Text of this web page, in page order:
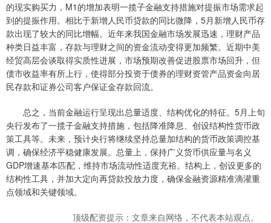
的现实购买力，M1的增加表明一揽子金融支持措施对提振市场需求起
到的提振作用。相比于新增人民币贷款的同比微降，5月新增人民币存
款出现了较大的同比增幅。近年来我国金融市场发展迅速，理财产品
种类日益丰富，存款与理财之间的资金流动变得更加频繁。近期中美
经贸高层会谈取得实质性进展，市场预期改善促进股票市场回升，但
债市收益率有所上行，使得部分投资于债券的理财资管产品资金向居
民存款和证券公司客户保证金存款回流。
总之，当前金融运行呈现出总量适度、结构优化的特征。5月上旬
央行发布了一揽子金融支持措施，包括降准降息、创设结构性货币政
策工具等。未来，预计央行将继续坚持总量加结构的货币政策调控基
调，确保经济平稳健康发展。总量上，保持广义货币供应量与名义
GDP增速基本匹配，维持市场流动性适度充裕。结构上，创设更多的
结构性工具，并加大定向再贷款投放力度，确保金融资源精准滴灌重
点领域和关键领域。
顶级配资提示：文章来自网络，不代表本站观点。